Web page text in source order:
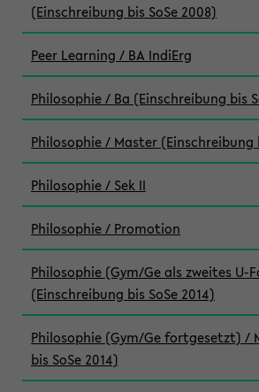
(Einschreibung bis SoSe 2008)
Peer Learning / BA IndiErg
Philosophie / Ba (Einschreibung bis
Philosophie / Master (Einschreibung
Philosophie / Sek II
Philosophie / Promotion
Philosophie (Gym/Ge als zweites U-
(Einschreibung bis SoSe 2014)
Philosophie (Gym/Ge fortgesetzt) /
bis SoSe 2014)